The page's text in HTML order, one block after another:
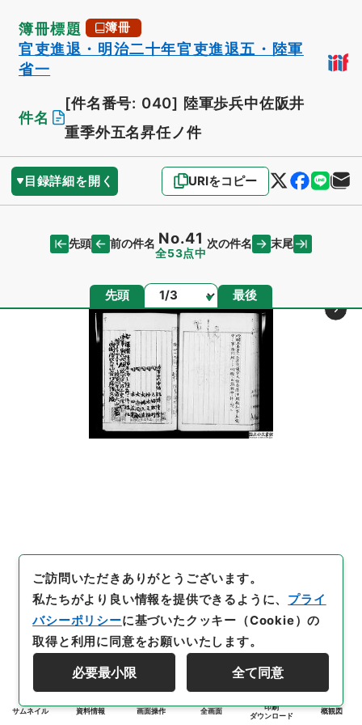
簿冊標題 簿冊
官吏進退・明治二十年官吏進退五・陸軍
省一
件名
[件名番号: 040] 陸軍歩兵中佐阪井
重季外五名昇任ノ件
目録詳細を開く URIをコピー
先頭 前の件名 No.41
全53点中
次の件名 末尾
先頭 ページ 最後
サムネイル 資料情報 画面操作 全画面
印刷
ダウンロード
概観図
ご訪問いただきありがとうございます。
私たちがより良い情報を提供できるように、 プライ
バシーポリシーに基づいたクッキー（Cookie）の
取得と利用に同意をお願いいたします。
必要最小限 全て同意